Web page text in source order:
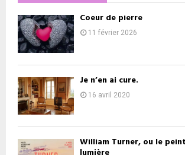
Coeur de pierre
11 février 2026
Je n’en ai cure.
16 avril 2020
William Turner, ou le